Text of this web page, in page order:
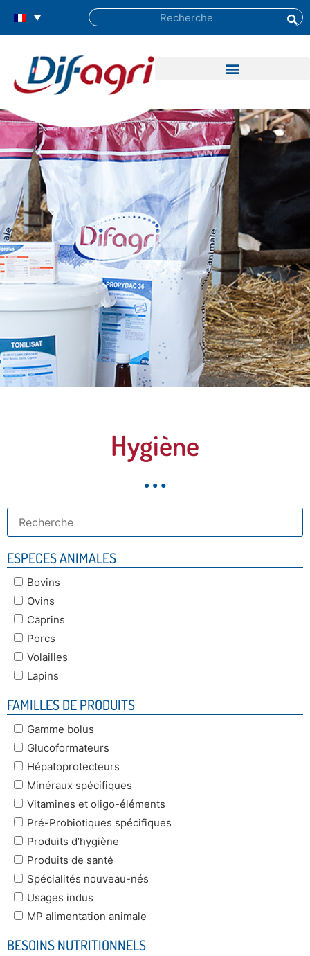
Découvrez
notre
gamme
complète et
spécifique
Hygiène
ESPECES ANIMALES
Bovins
Ovins
Caprins
Porcs
Volailles
Lapins
FAMILLES DE PRODUITS
Gamme bolus
Glucoformateurs
Hépatoprotecteurs
Minéraux spécifiques
Vitamines et oligo-éléments
Pré-Probiotiques spécifiques
Produits d’hygiène
Produits de santé
Spécialités nouveau-nés
Usages indus
MP alimentation animale
BESOINS NUTRITIONNELS